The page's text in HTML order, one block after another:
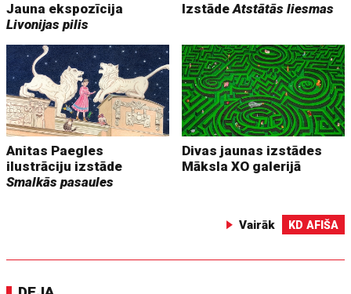
Jauna ekspozīcija
Livonijas pilis
IzstādeAtstātās liesmas
Anitas Paegles
ilustrāciju izstāde
Smalkās pasaules
Divas jaunas izstādes
Māksla XO galerijā
Vairāk KD AFIŠA